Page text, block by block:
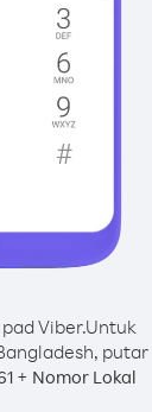
Viber.Untuk
putar
+ Nomor Lokal